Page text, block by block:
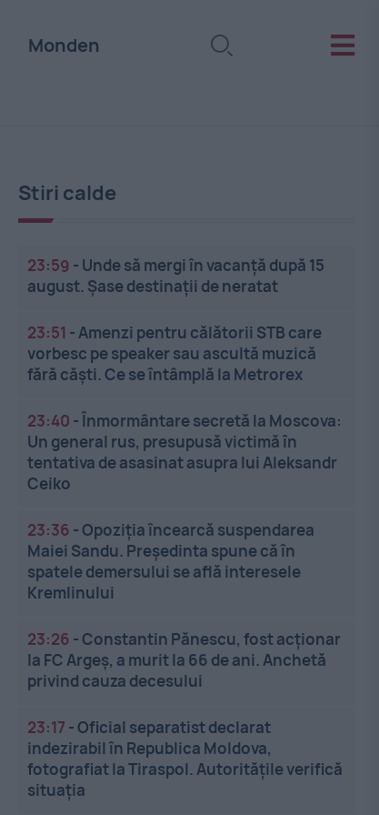
Monden
Stiri calde
23:59 - Unde să mergi în vacanță după 15
august. Șase destinații de neratat
23:51 -Amenzi pentru călătorii STB care
vorbesc pe speaker sau ascultă muzică
fără căști. Ce se întâmplă la Metrorex
23:40 -Înmormântare secretă la Moscova:
Un general rus, presupusă victimă în
tentativa de asasinat asupra lui Aleksandr
Ceiko
23:36 -Opoziția încearcă suspendarea
Maiei Sandu. Președinta spune că în
spatele demersului se află interesele
Kremlinului
23:26 -Constantin Pănescu, fost acționar
la FC Argeș, a murit la 66 de ani. Anchetă
privind cauza decesului
23:17 -Oficial separatist declarat
indezirabil în Republica Moldova,
fotografiat la Tiraspol. Autoritățile verifică
situația